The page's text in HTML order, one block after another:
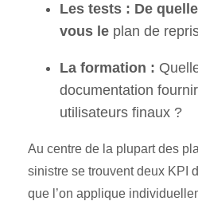
Les tests : De
vous le plan de
La formation :
documentation
utilisateurs finaux ?
Au centre de la plupart des
sinistre se trouvent deux KPI
que l’on applique